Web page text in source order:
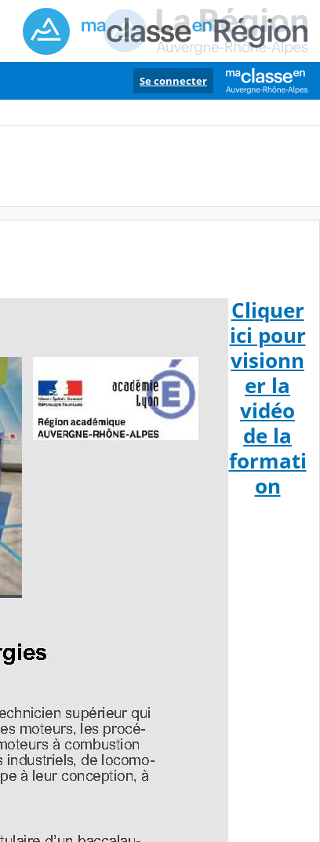
Se connecter
Cliquer
ici pour
visionn
er la
vidéo
de la
formati
on